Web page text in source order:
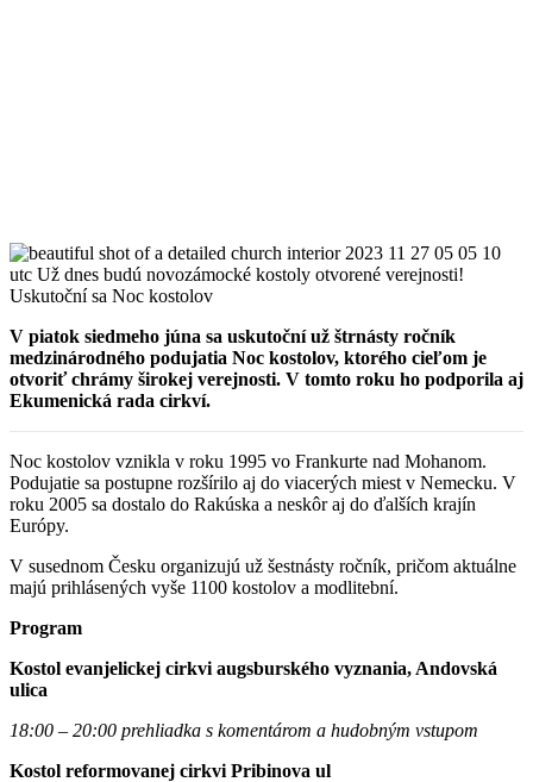
V piatok siedmeho júna sa uskutoční už štrnásty ročník
medzinárodného podujatia Noc kostolov, ktorého cieľom je
otvoriť chrámy širokej verejnosti. V tomto roku ho podporila aj
Ekumenická rada cirkví.
Noc kostolov vznikla v roku 1995 vo Frankurte nad Mohanom.
Podujatie sa postupne rozšírilo aj do viacerých miest v Nemecku. V
roku 2005 sa dostalo do Rakúska a neskôr aj do ďalších krajín
Európy.
V susednom Česku organizujú už šestnásty ročník, pričom aktuálne
majú prihlásených vyše 1100 kostolov a modlitební.
Program
Kostol evanjelickej cirkvi augsburského vyznania, Andovská
ulica
18:00 – 20:00 prehliadka s komentárom a hudobným vstupom
Kostol reformovanej cirkvi Pribinova ul